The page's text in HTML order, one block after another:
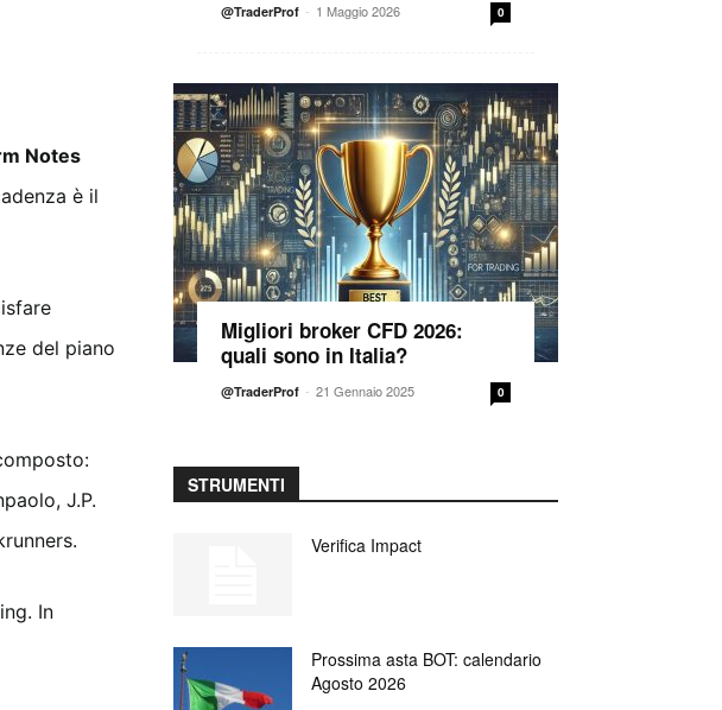
Notes
è il
del piano
J.P.
In
@TraderProf - 1 Maggio 2026 0
Migliori broker CFD 2026:
quali sono in Italia?
@TraderProf - 21 Gennaio 2025 0
STRUMENTI
Verifica Impact
Prossima asta BOT: calendario
Agosto 2026